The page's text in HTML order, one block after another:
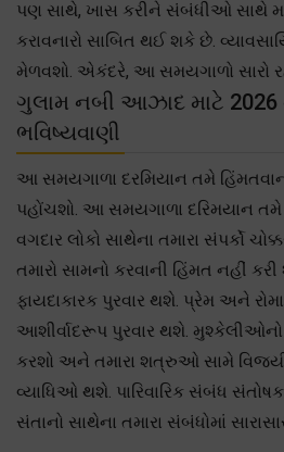
પણ સાથે, ખાસ કરીને સંબંધીઓ સાથે
કરાવનારો સાબિત થઈ શકે છે.
મેળવશો. એકંદરે, આ સમયગાળો સારો
ગુલામ નબી આઝાદ માટે 2026
ભવિષ્યવાણી
આ સમયગાળા દરમિયાન તમે
પહોંચશો. આ સમયગાળા દરિમયાન
વગદાર લોકો સાથેના તમારા સંપર્કો
તમારો સામનો કરવાની હિંમત નહીં
ફાયદાકારક પુરવાર થશે. પ્રેમ અને
આશીર્વાદરૂપ પુરવાર થશે. મુશ્કેલીઓનો
કરશો અને તમારા શત્રુઓ સામે વિજયી
વ્યાધિઓ થશે. પારિવારિક સંબંધ
સંતાનો સાથેના તમારા સંબંધોમાં